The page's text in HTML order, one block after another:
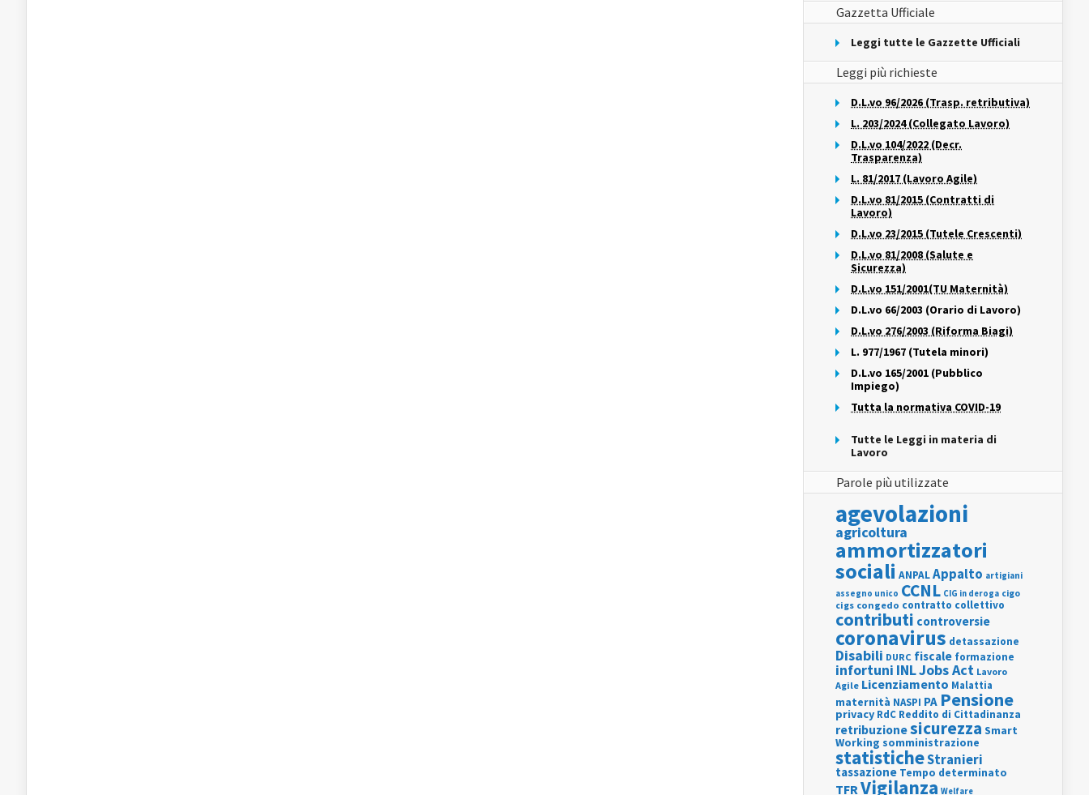
Gazzetta Ufficiale
Leggi tutte le Gazzette Ufficiali
Leggi più richieste
D.L.vo 96/2026 (Trasp. retributiva)
L. 203/2024 (Collegato Lavoro)
D.L.vo 104/2022 (Decr.
Trasparenza)
L. 81/2017 (Lavoro Agile)
D.L.vo 81/2015 (Contratti di
Lavoro)
D.L.vo 23/2015 (Tutele Crescenti)
D.L.vo 81/2008 (Salute e
Sicurezza)
D.L.vo 151/2001(TU Maternità)
D.L.vo 66/2003 (Orario di Lavoro)
D.L.vo 276/2003 (Riforma Biagi)
L. 977/1967 (Tutela minori)
D.L.vo 165/2001 (Pubblico
Impiego)
Tutta la normativa COVID-19
Tutte le Leggi in materia di
Lavoro
Parole più utilizzate
agevolazioni
agricoltura
ammortizzatori
sociali ANPALAppalto artigiani
assegno unico CCNL CIG in deroga cigo
cigs congedo contratto collettivo
contributi controversie
coronavirus detassazione
Disabili DURC fiscale formazione
infortuni INLJobs Act Lavoro
Agile Licenziamento Malattia
maternità NASPI PA Pensione
privacy RdC Reddito di Cittadinanza
retribuzionesicurezza Smart
Working somministrazione
statisticheStranieri
tassazione Tempo determinato
TFRVigilanza Welfare